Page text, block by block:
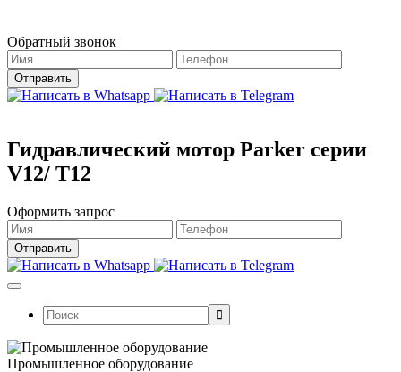
Обратный звонок
Гидравлический мотор Parker серии
V12/ T12
Оформить запрос
Поиск:
Промышленное оборудование